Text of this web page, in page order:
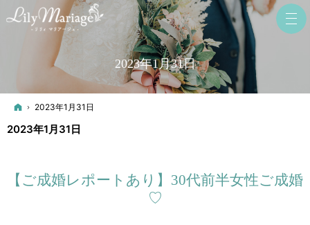
2023年1月31日
ホーム
2023年1月31日
2023年1月31日
【ご成婚レポートあり】30代前半女性ご成婚
♡